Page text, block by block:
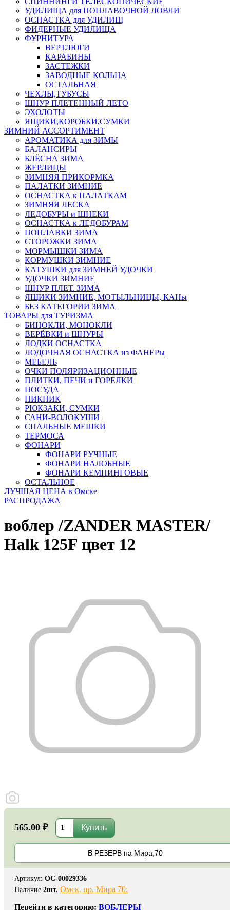
УДИЛИЩА для ПОПЛАВОЧНОЙ ЛОВЛИ
ОСНАСТКА для УДИЛИЩ
ФИДЕРНЫЕ УДИЛИЩА
ФУРНИТУРА
ВЕРТЛЮГИ
КАРАБИНЫ
ЗАСТЕЖКИ
ЗАВОДНЫЕ КОЛЬЦА
ОСТАЛЬНАЯ
ЧЕХЛЫ,ТУБУСЫ
ШНУР ПЛЕТЕННЫЙ ЛЕТО
ЭХОЛОТЫ
ЯЩИКИ,КОРОБКИ,СУМКИ
ЗИМНИЙ АССОРТИМЕНТ
АРОМАТИКА для ЗИМЫ
БАЛАНСИРЫ
БЛЁСНА ЗИМА
ЖЕРЛИЦЫ
ЗИМНЯЯ ПРИКОРМКА
ПАЛАТКИ ЗИМНИЕ
ОСНАСТКА к ПАЛАТКАМ
ЗИМНЯЯ ЛЕСКА
ЛЕДОБУРЫ и ШНЕКИ
ОСНАСТКА к ЛЕДОБУРАМ
ПОПЛАВКИ ЗИМА
СТОРОЖКИ ЗИМА
МОРМЫШКИ ЗИМА
КОРМУШКИ ЗИМНИЕ
КАТУШКИ для ЗИМНЕЙ УДОЧКИ
УДОЧКИ ЗИМНИЕ
ШНУР ПЛЕТ. ЗИМА
ЯЩИКИ ЗИМНИЕ, МОТЫЛЬНИЦЫ, КАНы
БЕЗ КАТЕГОРИИ ЗИМА
ТОВАРЫ для ТУРИЗМА
БИНОКЛИ, МОНОКЛИ
ВЕРЁВКИ и ШНУРЫ
ЛОДКИ ОСНАСТКА
ЛОДОЧНАЯ ОСНАСТКА из ФАНЕРы
МЕБЕЛЬ
ОЧКИ ПОЛЯРИЗАЦИОННЫЕ
ПЛИТКИ, ПЕЧИ и ГОРЕЛКИ
ПОСУДА
ПИКНИК
РЮКЗАКИ, СУМКИ
САНИ-ВОЛОКУШИ
СПАЛЬНЫЕ МЕШКИ
ТЕРМОСА
ФОНАРИ
ФОНАРИ РУЧНЫЕ
ФОНАРИ НАЛОБНЫЕ
ФОНАРИ КЕМПИНГОВЫЕ
ОСТАЛЬНОЕ
ЛУЧШАЯ ЦЕНА в Омске
РАСПРОДАЖА
воблер /ZANDER MASTER/
Halk 125F цвет 12
565.00 ₽
В РЕЗЕРВ на Мира,70
Артикул: ОС-00029336
Наличие 2шт. Омск, пр. Мира 70:
Перейти в категорию: ВОБЛЕРЫ